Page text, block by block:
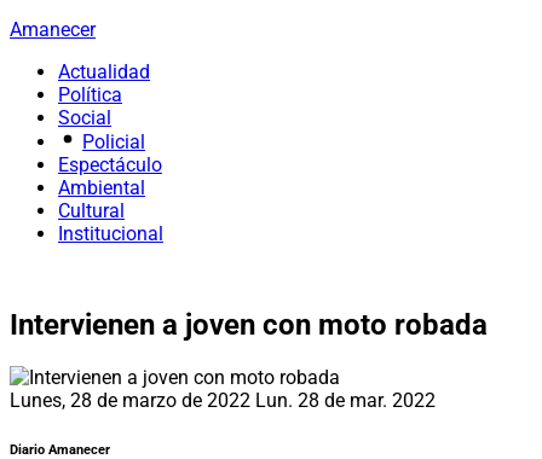
Amanecer
Actualidad
Política
Social
Policial
Espectáculo
Ambiental
Cultural
Institucional
Intervienen a joven con moto robada
Lunes, 28 de marzo de 2022 Lun. 28 de mar. 2022
Diario Amanecer